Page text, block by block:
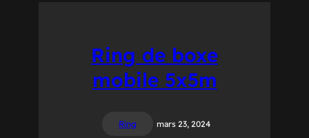
Ring de boxe
mobile 5x5m
Ring mars 23, 2024